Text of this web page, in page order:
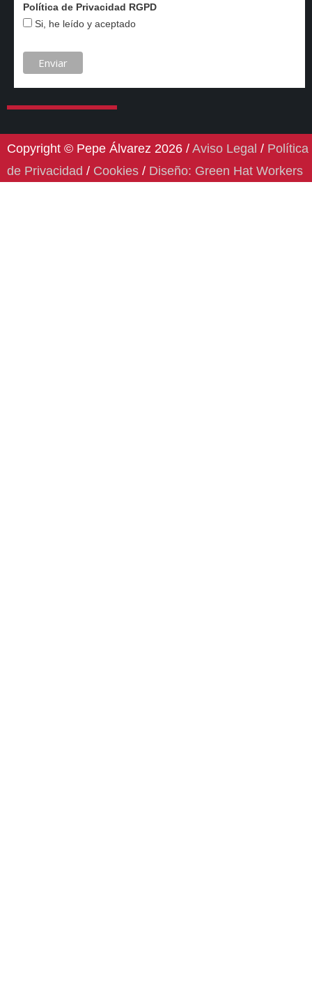
Política de Privacidad RGPD
Si, he leído y aceptado
Copyright © Pepe Álvarez 2026 / Aviso Legal / Política
de Privacidad / Cookies / Diseño: Green Hat Workers